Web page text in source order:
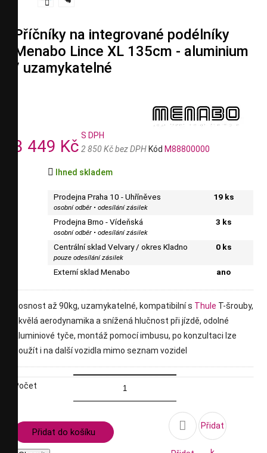

Příčníky na integrované podélníky
Menabo Lince XL 135cm - aluminium
/ uzamykatelné
3 449 Kč
S DPH
2 850 Kč bez DPH Kód M88800000
 Ihned skladem
Prodejna Praha 10 - Uhříněves
osobní odběr • odesílání zásilek
19 ks
Prodejna Brno - Vídeňská
osobní odběr • odesílání zásilek
3 ks
Centrální sklad Velvary / okres Kladno
pouze odesílání zásilek
0 ks
Externí sklad Menabo ano
nosnost až 90kg, uzamykatelné, kompatibilní s Thule T-šrouby,
skvělá aerodynamika a snížená hlučnost při jízdě, odolné
aluminiové tyče, montáž pomocí imbusu, po konzultaci lze
použít i na další vozidla mimo seznam vozidel
Počet
Přidat do košíku  Přidat